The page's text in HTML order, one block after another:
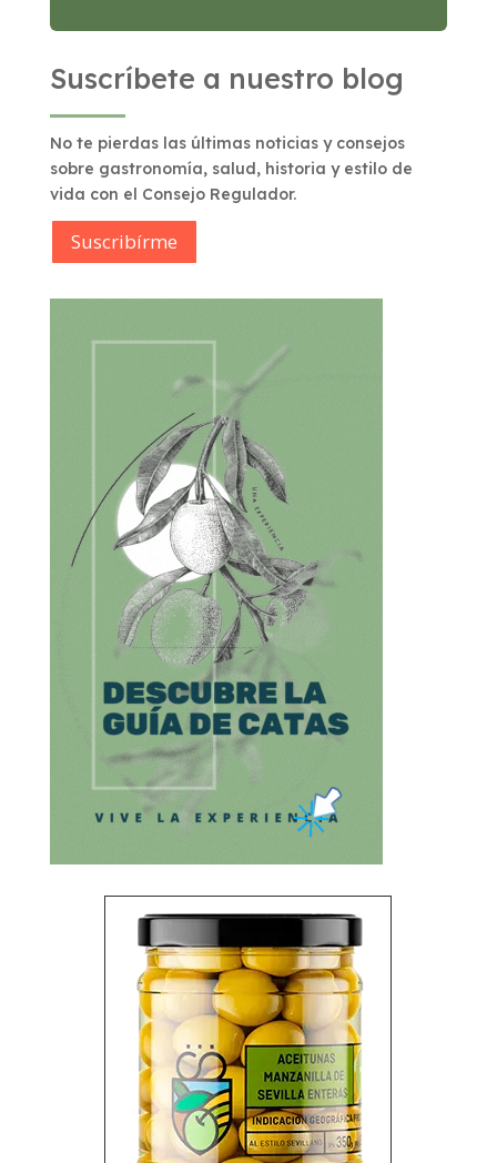
Suscríbete a nuestro blog
No te pierdas las últimas noticias y consejos
sobre gastronomía, salud, historia y estilo de
vida con el Consejo Regulador.
Suscribírme